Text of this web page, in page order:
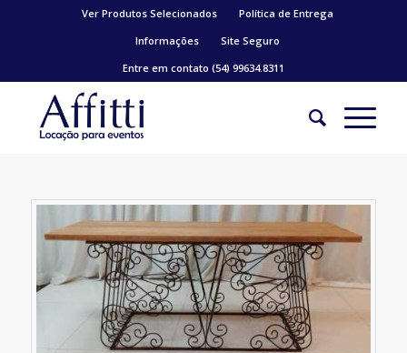
Ver Produtos Selecionados
Política de Entrega
Informações
Site Seguro
Entre em contato (54) 99634.8311